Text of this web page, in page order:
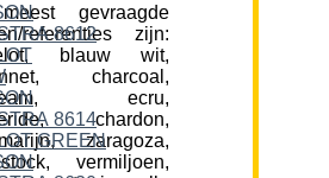
gevraagde
referenties zijn:
blauw wit,
charcoal,
ecru,
chardon,
zaragoza,
vermiljoen,